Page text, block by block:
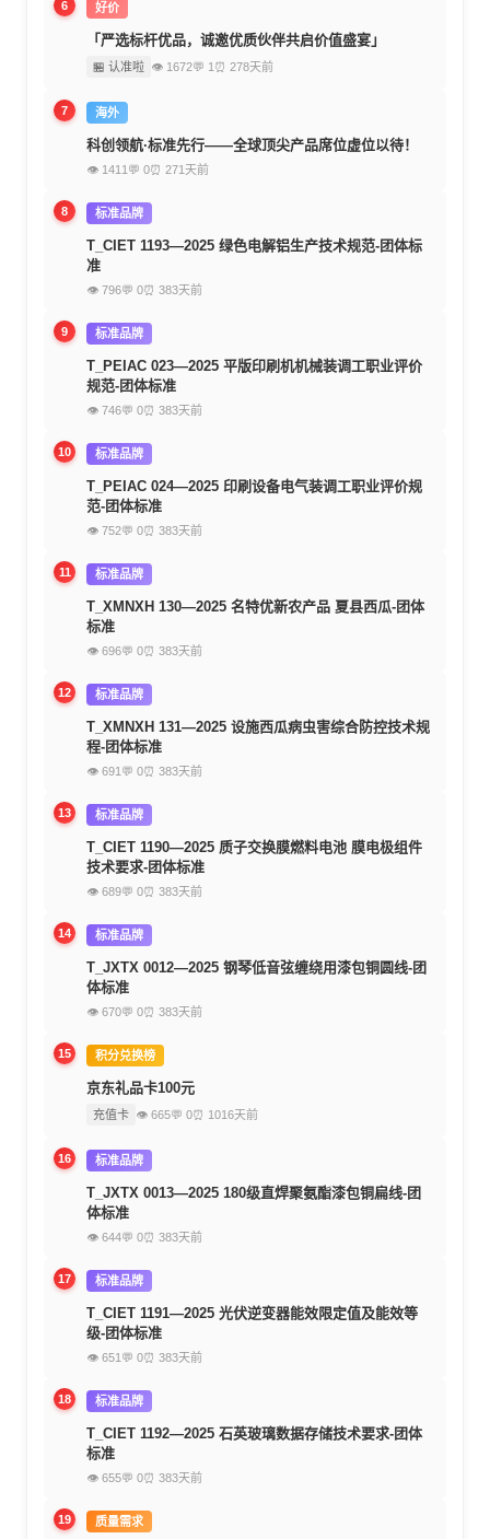
6 好价
「严选标杆优品，诚邀优质伙伴共启价值盛宴」
🏪 认准啦 👁 1672💬 1 ⏰ 278天前
7 海外
科创领航·标准先行——全球顶尖产品席位虚位以待！
👁 1411 💬 0⏰ 271天前
8 标准品牌
T_CIET 1193—2025 绿色电解铝生产技术规范-团体标
准
👁 796💬 0⏰ 383天前
9 标准品牌
T_PEIAC 023—2025 平版印刷机机械装调工职业评价
规范-团体标准
👁 746💬 0⏰ 383天前
10 标准品牌
T_PEIAC 024—2025 印刷设备电气装调工职业评价规
范-团体标准
👁 752💬 0⏰ 383天前
11 标准品牌
T_XMNXH 130—2025 名特优新农产品 夏县西瓜-团体
标准
👁 696💬 0⏰ 383天前
12 标准品牌
T_XMNXH 131—2025 设施西瓜病虫害综合防控技术规
程-团体标准
👁 691 💬 0⏰ 383天前
13 标准品牌
T_CIET 1190—2025 质子交换膜燃料电池 膜电极组件
技术要求-团体标准
👁 689💬 0⏰ 383天前
14 标准品牌
T_JXTX 0012—2025 钢琴低音弦缠绕用漆包铜圆线-团
体标准
👁 670💬 0⏰ 383天前
15 积分兑换榜
京东礼品卡100元
充值卡 👁 665💬 0⏰ 1016天前
16 标准品牌
T_JXTX 0013—2025 180级直焊聚氨酯漆包铜扁线-团
体标准
👁 644💬 0⏰ 383天前
17 标准品牌
T_CIET 1191—2025 光伏逆变器能效限定值及能效等
级-团体标准
👁 651 💬 0⏰ 383天前
18 标准品牌
T_CIET 1192—2025 石英玻璃数据存储技术要求-团体
标准
👁 655💬 0⏰ 383天前
19 质量需求